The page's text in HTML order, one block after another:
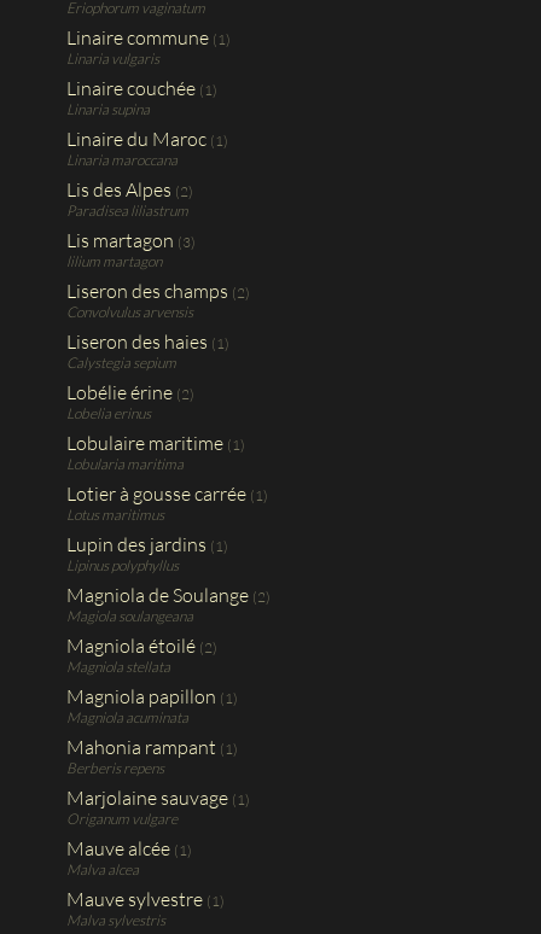
Eriophorum vaginatum
Linaire commune (1)
Linaria vulgaris
Linaire couchée (1)
Linaria supina
Linaire du Maroc (1)
Linaria maroccana
Lis des Alpes (2)
Paradisea liliastrum
Lis martagon (3)
lilium martagon
Liseron des champs (2)
Convolvulus arvensis
Liseron des haies (1)
Calystegia sepium
Lobélie érine (2)
Lobelia erinus
Lobulaire maritime (1)
Lobularia maritima
Lotier à gousse carrée (1)
Lotus maritimus
Lupin des jardins (1)
Lipinus polyphyllus
Magniola de Soulange (2)
Magiola soulangeana
Magniola étoilé (2)
Magniola stellata
Magniola papillon (1)
Magniola acuminata
Mahonia rampant (1)
Berberis repens
Marjolaine sauvage (1)
Origanum vulgare
Mauve alcée (1)
Malva alcea
Mauve sylvestre (1)
Malva sylvestris